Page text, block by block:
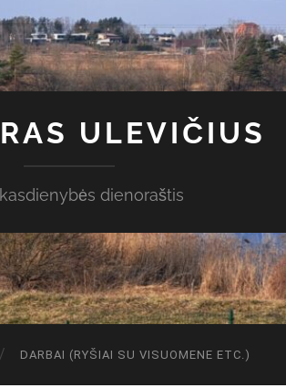
ULEVIČIUS
kasdienybės dienoraštis
DARBAI (RYŠIAI SU VISUOMENE ETC.)